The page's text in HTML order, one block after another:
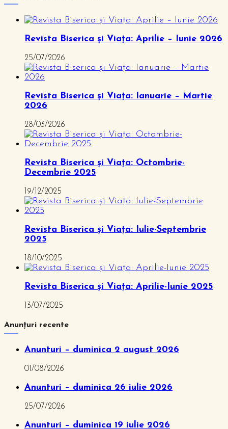
Revista Biserica și Viața: Aprilie – Iunie 2026
25/07/2026
Revista Biserica și Viața: Ianuarie – Martie
2026
28/03/2026
Revista Biserica și Viața: Octombrie-
Decembrie 2025
19/12/2025
Revista Biserica și Viața: Iulie-Septembrie
2025
18/10/2025
Revista Biserica și Viața: Aprilie-Iunie 2025
13/07/2025
Anunțuri recente
Anunturi – duminica 2 august 2026
01/08/2026
Anunturi – duminica 26 iulie 2026
25/07/2026
Anunturi – duminica 19 iulie 2026